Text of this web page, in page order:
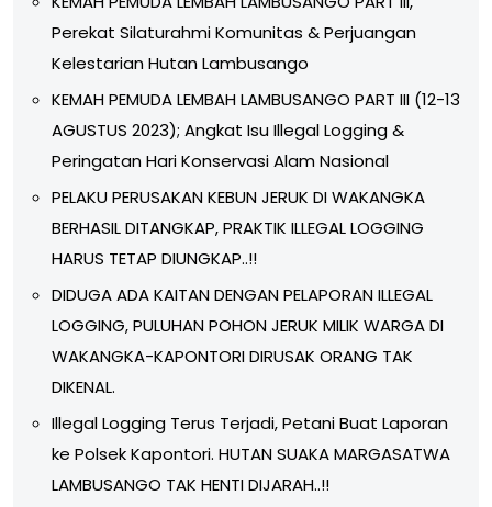
Perekat Silaturahmi Komunitas & Perjuangan
Kelestarian Hutan Lambusango
KEMAH PEMUDA LEMBAH LAMBUSANGO PART III (12-13
AGUSTUS 2023); Angkat Isu Illegal Logging &
Peringatan Hari Konservasi Alam Nasional
PELAKU PERUSAKAN KEBUN JERUK DI WAKANGKA
BERHASIL DITANGKAP, PRAKTIK ILLEGAL LOGGING
HARUS TETAP DIUNGKAP..!!
DIDUGA ADA KAITAN DENGAN PELAPORAN ILLEGAL
LOGGING, PULUHAN POHON JERUK MILIK WARGA DI
WAKANGKA-KAPONTORI DIRUSAK ORANG TAK
DIKENAL.
Illegal Logging Terus Terjadi, Petani Buat Laporan
ke Polsek Kapontori. HUTAN SUAKA MARGASATWA
LAMBUSANGO TAK HENTI DIJARAH..!!